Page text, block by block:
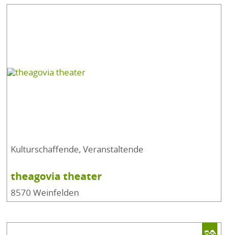
Kulturschaffende, Veranstaltende
theagovia theater
8570 Weinfelden